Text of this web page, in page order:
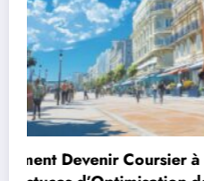
Peut-on changer de